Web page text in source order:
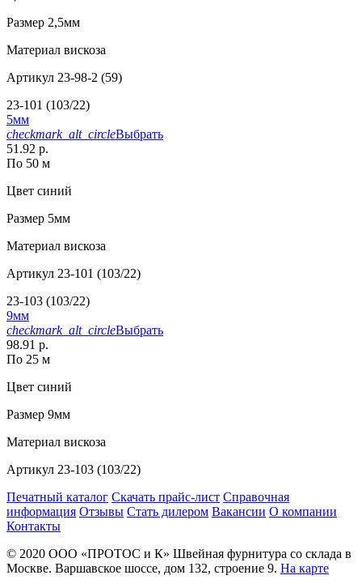
Размер 2,5мм
Материал вискоза
Артикул 23-98-2 (59)
23-101 (103/22)
5мм
checkmark_alt_circleВыбрать
51.92 р.
По 50 м
Цвет синий
Размер 5мм
Материал вискоза
Артикул 23-101 (103/22)
23-103 (103/22)
9мм
checkmark_alt_circleВыбрать
98.91 р.
По 25 м
Цвет синий
Размер 9мм
Материал вискоза
Артикул 23-103 (103/22)
Печатный каталог Скачать прайс-лист Справочная
информация Отзывы Стать дилером Вакансии О компании
Контакты
© 2020 ООО «ПРОТОС и К» Швейная фурнитура со склада в
Москве. Варшавское шоссе, дом 132, строение 9. На карте